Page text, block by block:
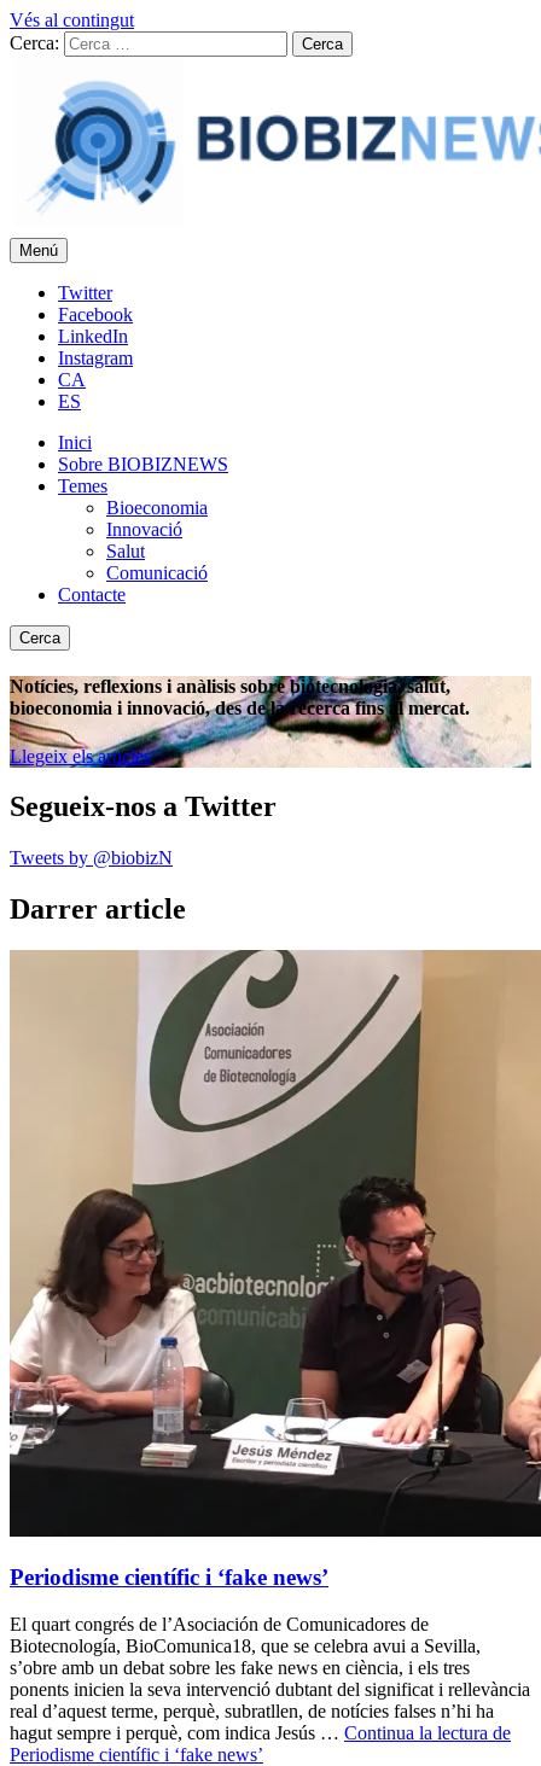
Vés al contingut
Cerca:
BIOBIZNEWS
Notícies i reflexions sobre biotecnologia
Menú
Twitter
Facebook
LinkedIn
Instagram
CA
ES
Inici
Sobre BIOBIZNEWS
Temes
Bioeconomia
Innovació
Salut
Comunicació
Contacte
Cerca
Notícies, reflexions i anàlisis sobre biotecnologia, salut,
bioeconomia i innovació, des de la recerca fins al mercat.
Llegeix els articles
Segueix-nos a Twitter
Tweets by @biobizN
Darrer article
Periodisme científic i ‘fake news’
El quart congrés de l’Asociación de Comunicadores de
Biotecnología, BioComunica18, que se celebra avui a Sevilla,
s’obre amb un debat sobre les fake news en ciència, i els tres
ponents inicien la seva intervenció dubtant del significat i rellevància
real d’aquest terme, perquè, subratllen, de notícies falses n’hi ha
hagut sempre i perquè, com indica Jesús … Continua la lectura de
Periodisme científic i ‘fake news’